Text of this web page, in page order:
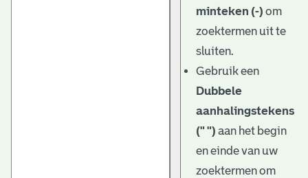
minteken (-) om
zoektermen uit te
sluiten.
Gebruik een
Dubbele
aanhalingstekens
(" ") aan het begin
en einde van uw
zoektermen om